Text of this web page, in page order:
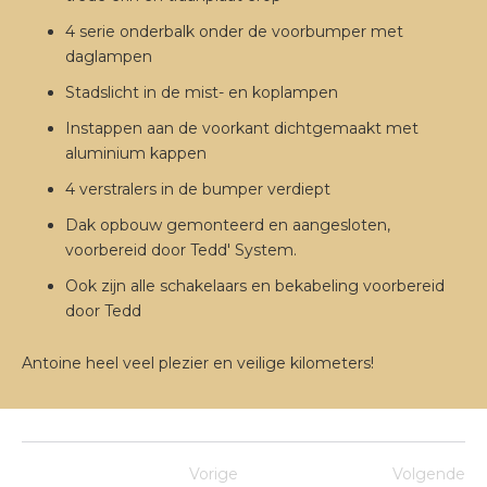
4 serie onderbalk onder de voorbumper met
daglampen
Stadslicht in de mist- en koplampen
Instappen aan de voorkant dichtgemaakt met
aluminium kappen
4 verstralers in de bumper verdiept
Dak opbouw gemonteerd en aangesloten,
voorbereid door Tedd' System.
Ook zijn alle schakelaars en bekabeling voorbereid
door Tedd
Antoine heel veel plezier en veilige kilometers!
Vorige Volgende